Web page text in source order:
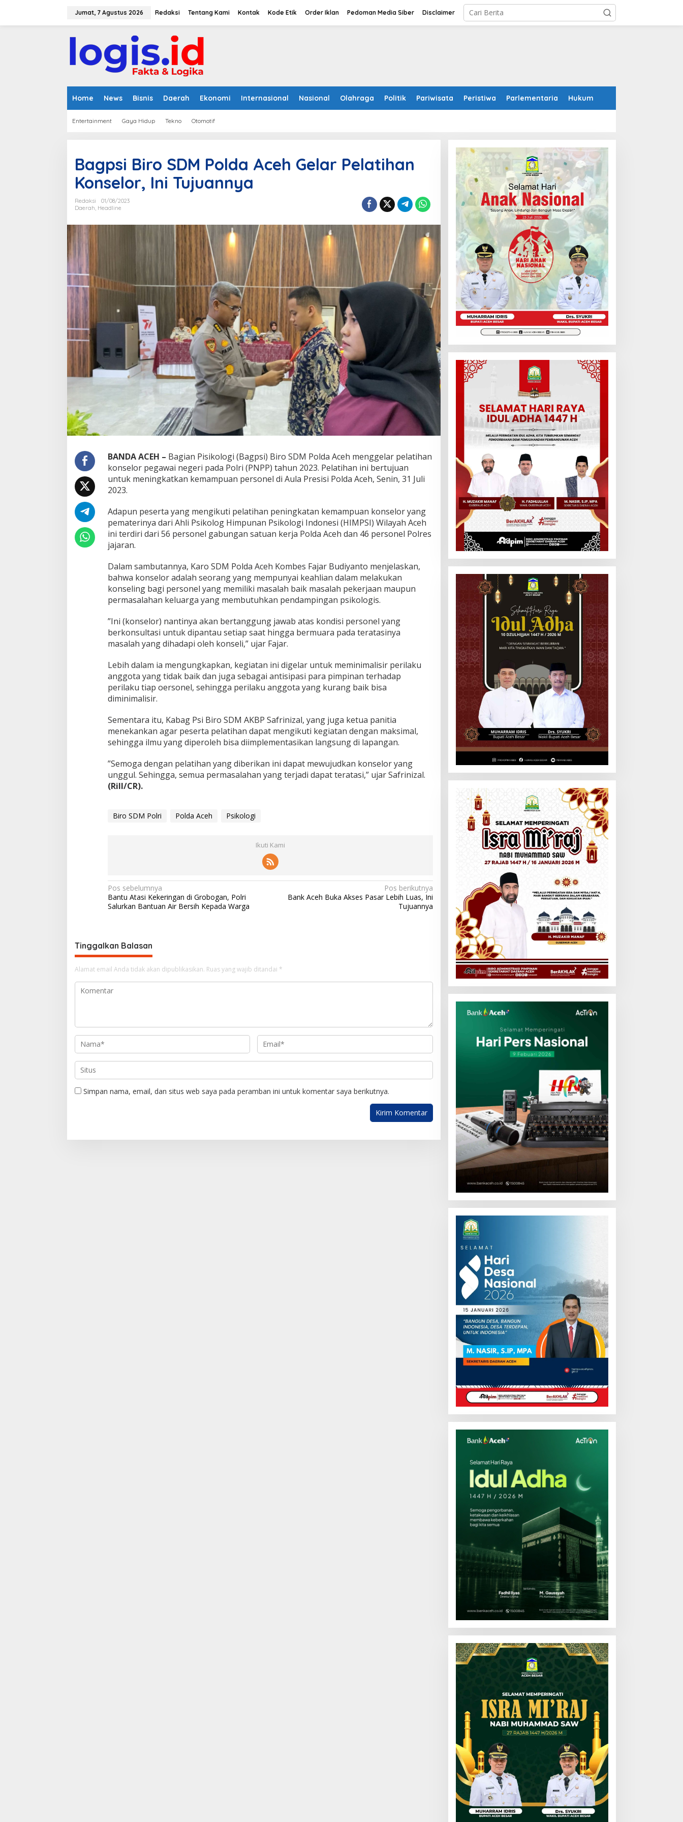
Jumat, 7 Agustus 2026 Redaksi Tentang Kami Kontak Kode Etik Order Iklan Pedoman Media Siber Disclaimer
Home News Bisnis Daerah Ekonomi Internasional Nasional Olahraga Politik Pariwisata Peristiwa Parlementaria Hukum
Entertainment Gaya Hidup Tekno Otomotif
Bagpsi Biro SDM Polda Aceh Gelar Pelatihan
Konselor, Ini Tujuannya
Redaksi
01/08/2023
Daerah, Headline
BANDA ACEH – Bagian Pisikologi (Bagpsi) Biro SDM Polda Aceh menggelar pelatihan
konselor pegawai negeri pada Polri (PNPP) tahun 2023. Pelatihan ini bertujuan
untuk meningkatkan kemampuan personel di Aula Presisi Polda Aceh, Senin, 31 Juli
2023.
Adapun peserta yang mengikuti pelatihan peningkatan kemampuan konselor yang
pematerinya dari Ahli Psikolog Himpunan Psikologi Indonesi (HIMPSI) Wilayah Aceh
ini terdiri dari 56 personel gabungan satuan kerja Polda Aceh dan 46 personel Polres
jajaran.
Dalam sambutannya, Karo SDM Polda Aceh Kombes Fajar Budiyanto menjelaskan,
bahwa konselor adalah seorang yang mempunyai keahlian dalam melakukan
konseling bagi personel yang memiliki masalah baik masalah pekerjaan maupun
permasalahan keluarga yang membutuhkan pendampingan psikologis.
”Ini (konselor) nantinya akan bertanggung jawab atas kondisi personel yang
berkonsultasi untuk dipantau setiap saat hingga bermuara pada teratasinya
masalah yang dihadapi oleh konseli,” ujar Fajar.
Lebih dalam ia mengungkapkan, kegiatan ini digelar untuk meminimalisir perilaku
anggota yang tidak baik dan juga sebagai antisipasi para pimpinan terhadap
perilaku tiap oersonel, sehingga perilaku anggota yang kurang baik bisa
diminimalisir.
Sementara itu, Kabag Psi Biro SDM AKBP Safrinizal, yang juga ketua panitia
menekankan agar peserta pelatihan dapat mengikuti kegiatan dengan maksimal,
sehingga ilmu yang diperoleh bisa diimplementasikan langsung di lapangan.
”Semoga dengan pelatihan yang diberikan ini dapat mewujudkan konselor yang
unggul. Sehingga, semua permasalahan yang terjadi dapat teratasi,” ujar Safrinizal.
(Rill/CR).
Biro SDM Polri Polda Aceh Psikologi
Ikuti Kami
N
a
g
a
s
i
s
Pos sebelumnya
Bantu Atasi Kekeringan di Grobogan, Polri
Salurkan Bantuan Air Bersih Kepada Warga
Pos berikutnya
Bank Aceh Buka Akses Pasar Lebih Luas, Ini
Tujuannya
Tinggalkan Balasan
Alamat email Anda tidak akan dipublikasikan. Ruas yang wajib ditandai *
Simpan nama, email, dan situs web saya pada peramban ini untuk komentar saya berikutnya.